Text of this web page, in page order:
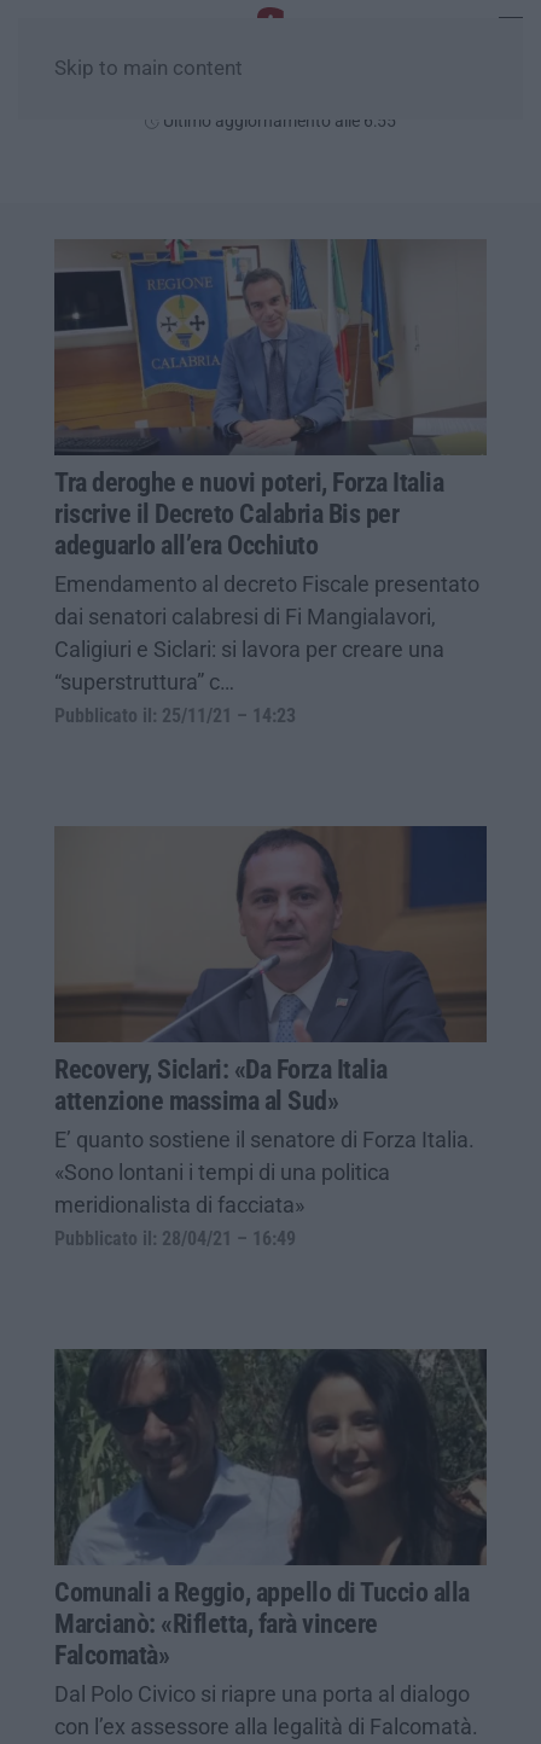
Skip to main content
Ultimo aggiornamento alle 6:55
Tra deroghe e nuovi poteri, Forza Italia
riscrive il Decreto Calabria Bis per
adeguarlo all’era Occhiuto
Emendamento al decreto Fiscale presentato
dai senatori calabresi di Fi Mangialavori,
Caligiuri e Siclari: si lavora per creare una
“superstruttura” c…
Pubblicato il: 25/11/21 – 14:23
Recovery, Siclari: «Da Forza Italia
attenzione massima al Sud»
E’ quanto sostiene il senatore di Forza Italia.
«Sono lontani i tempi di una politica
meridionalista di facciata»
Pubblicato il: 28/04/21 – 16:49
Comunali a Reggio, appello di Tuccio alla
Marcianò: «Rifletta, farà vincere
Falcomatà»
Dal Polo Civico si riapre una porta al dialogo
con l’ex assessore alla legalità di Falcomatà.